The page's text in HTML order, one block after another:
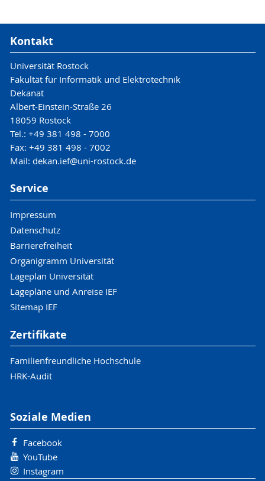
Kontakt
Universität Rostock
Fakultät für Informatik und Elektrotechnik
Dekanat
Albert-Einstein-Straße 26
18059 Rostock
Tel.: +49 381 498 - 7000
Fax: +49 381 498 - 7002
Mail: dekan.ief@uni-rostock.de
Service
Impressum
Datenschutz
Barrierefreiheit
Organigramm Universität
Lageplan Universität
Lagepläne und Anreise IEF
Sitemap IEF
Zertifikate
Familienfreundliche Hochschule
HRK-Audit
Soziale Medien
Facebook
YouTube
Instagram